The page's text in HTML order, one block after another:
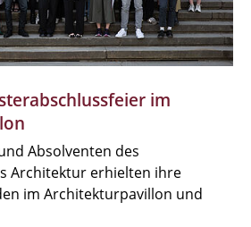
im
Absolventen des
Architektur erhielten ihre
im Architekturpavillon und